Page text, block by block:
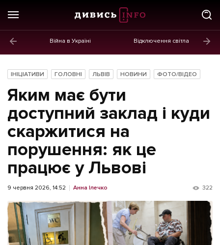
Війна в Україні Відключення світла
Новини
Політика
Економіка
Бізнес
Життя
Культура
Афіша
ІНШЕ
ІНІЦІАТИВИ ГОЛОВНІ ЛЬВІВ НОВИНИ ФОТО/ВІДЕО
Яким має бути
доступний заклад і куди
скаржитися на
порушення: як це
працює у Львові
9 червня 2026, 14:52 Анна Ілечко 322